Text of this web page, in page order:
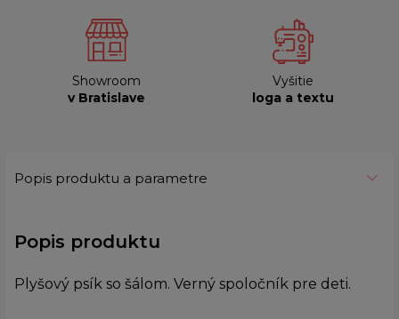
Showroom
v Bratislave
Vyšitie
loga a textu
Popis produktu a parametre
Popis produktu
Plyšový psík so šálom. Verný spoločník pre deti.